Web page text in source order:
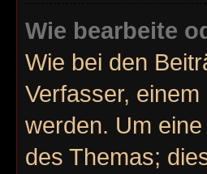
Wie bearbeite
Wie bei den
Verfasser,
werden. Um
des Themas;